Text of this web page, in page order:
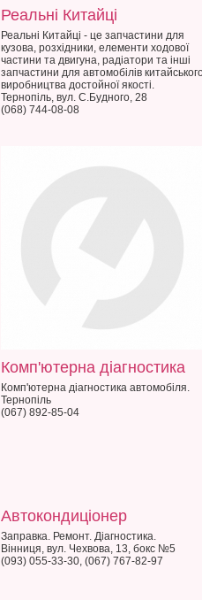
Реальні Китайці
Реальні Китайці - це запчастини для
кузова, розхідники, елементи ходової
частини та двигуна, радіатори та інші
запчастини для автомобілів
виробництва достойної якості.
Тернопіль, вул. С.Будного, 28
(068) 744-08-08
Комп'ютерна діагностика
Комп'ютерна діагностика автомобіля.
Тернопіль
(067) 892-85-04
Автокондиціонер
Заправка. Ремонт. Діагностика.
Вінниця, вул. Чехвова, 13, бокс №5
(093) 055-33-30, (067) 767-82-97